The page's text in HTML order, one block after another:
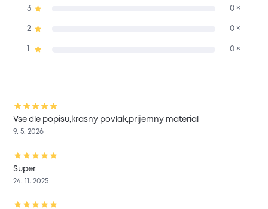
3 0 ×
2 0 ×
0 ×
Vse dle popisu,krasny povlak,prijemny material
9. 5. 2026
Super
24. 11. 2025